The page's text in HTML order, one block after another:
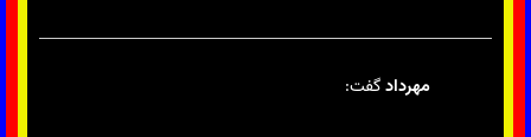
مهردادگفت: